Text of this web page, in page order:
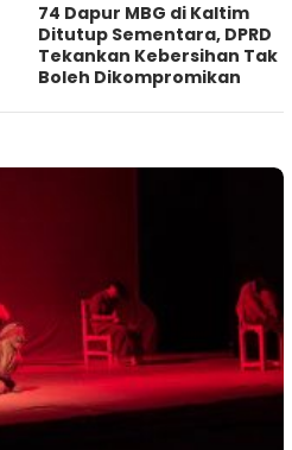
74 Dapur MBG di Kaltim
Ditutup Sementara, DPRD
Tekankan Kebersihan Tak
Boleh Dikompromikan